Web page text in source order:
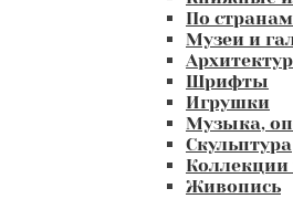
По
Музеи и
Шрифты
Игрушки
Музыка,
Скульптура
Живопись